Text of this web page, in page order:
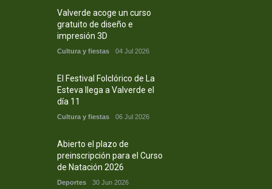
Valverde acoge un curso
gratuito de diseño e
impresión 3D
Cultura y fiestas 04 Jul 2026
El Festival Folclórico de La
Esteva llega a Valverde el
día 11
Cultura y fiestas 06 Jul 2026
Abierto el plazo de
preinscripción para el Curso
de Natación 2026
Deportes 30 Jun 2026